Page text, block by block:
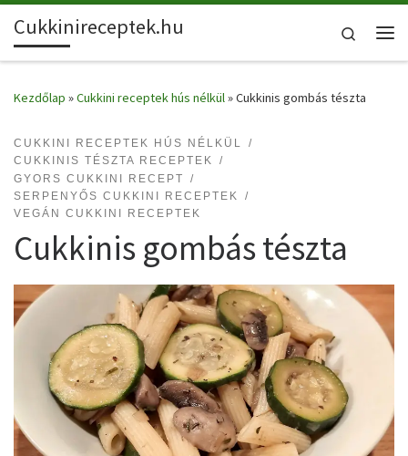
Skip to content
Cukkinireceptek.hu
Search
Kezdőlap »Cukkini receptek hús nélkül»Cukkinis gombás tészta
CUKKINI RECEPTEK HÚS NÉLKÜL
CUKKINIS TÉSZTA RECEPTEK
GYORS CUKKINI RECEPT
SERPENYŐS CUKKINI RECEPTEK
VEGÁN CUKKINI RECEPTEK
Cukkinis gombás tészta